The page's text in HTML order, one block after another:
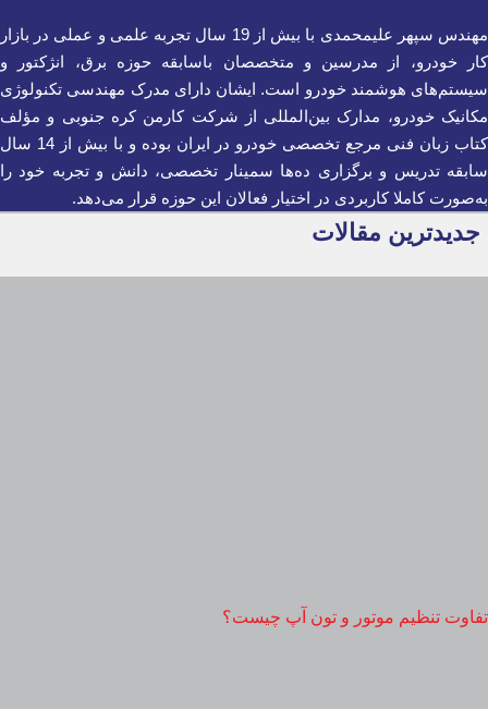
مهندس سپهر علیمحمدی با بیش از 19 سال تجربه علمی و عملی در بازار
کار خودرو، از مدرسین و متخصصان باسابقه حوزه برق، انژکتور و
سیستم‌های هوشمند خودرو است. ایشان دارای مدرک مهندسی تکنولوژی
مکانیک خودرو، مدارک بین‌المللی از شرکت کارمن کره جنوبی و مؤلف
کتاب زبان فنی مرجع تخصصی خودرو در ایران بوده و با بیش از 14 سال
سابقه تدریس و برگزاری ده‌ها سمینار تخصصی، دانش و تجربه خود را
به‌صورت کاملا کاربردی در اختیار فعالان این حوزه قرار می‌دهد.
جدیدترین مقالات
تفاوت تنظیم موتور و تون آپ چیست؟